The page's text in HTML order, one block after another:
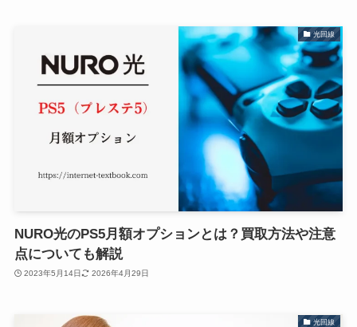
光回線
NURO光のPS5月額オプションとは？買取方法や注意
点についても解説
2023年5月14日 2026年4月29日
光回線